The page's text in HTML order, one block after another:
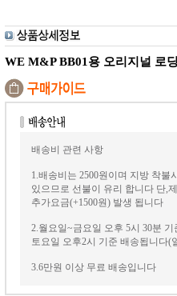
WE M&P BB01용 오리지널 로
배송비 관련 사항
1.배송비는 2500원이며 지방 착불
있으므로 선불이 유리 합니다 단,
추가요금(+1500원) 발생 됩니다
2.월요일~금요일 오후 5시 30분
토요일 오후2시 기준 배송됩니다(
3.6만원 이상 무료 배송입니다